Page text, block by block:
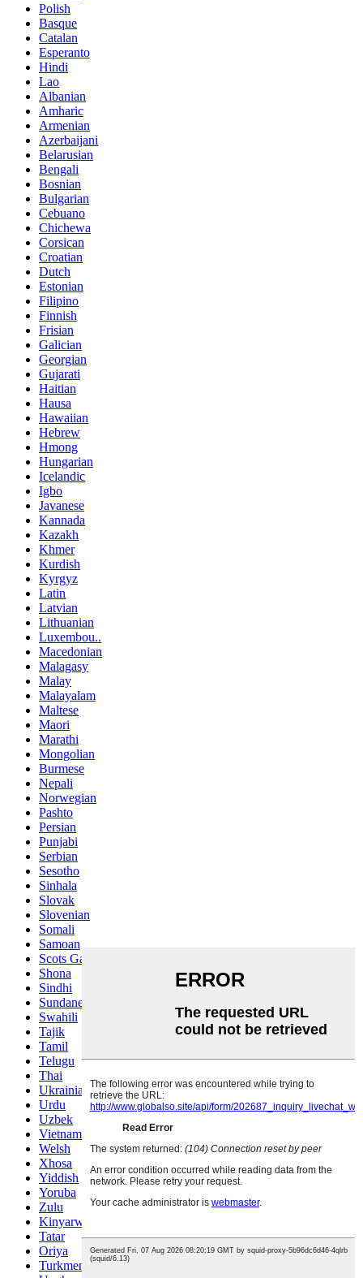
Polish
Basque
Catalan
Esperanto
Hindi
Lao
Albanian
Amharic
Armenian
Azerbaijani
Belarusian
Bengali
Bosnian
Bulgarian
Cebuano
Chichewa
Corsican
Croatian
Dutch
Estonian
Filipino
Finnish
Frisian
Galician
Georgian
Gujarati
Haitian
Hausa
Hawaiian
Hebrew
Hmong
Hungarian
Icelandic
Igbo
Javanese
Kannada
Kazakh
Khmer
Kurdish
Kyrgyz
Latin
Latvian
Lithuanian
Luxembou..
Macedonian
Malagasy
Malay
Malayalam
Maltese
Maori
Marathi
Mongolian
Burmese
Nepali
Norwegian
Pashto
Persian
Punjabi
Serbian
Sesotho
Sinhala
Slovak
Slovenian
Somali
Samoan
Scots Gaelic
Shona
Sindhi
Sundanese
Swahili
Tajik
Tamil
Telugu
Thai
Ukrainian
Urdu
Uzbek
Vietnamese
Welsh
Xhosa
Yiddish
Yoruba
Zulu
Kinyarwanda
Tatar
Oriya
Turkmen